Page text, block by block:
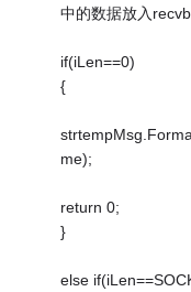
中的数据放入
if(iLen==0)
{
me);
return 0;
}
else